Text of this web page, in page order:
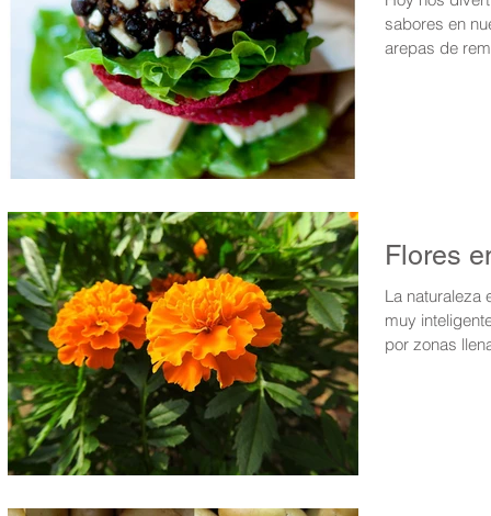
sabores en
arepas de
Flores
La naturaleza
muy
por zonas